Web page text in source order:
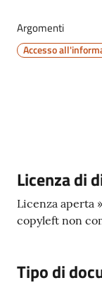
Argomenti
Accesso
Descrizione
Licenza di
Licenza aperta
copyleft non
Tipo di